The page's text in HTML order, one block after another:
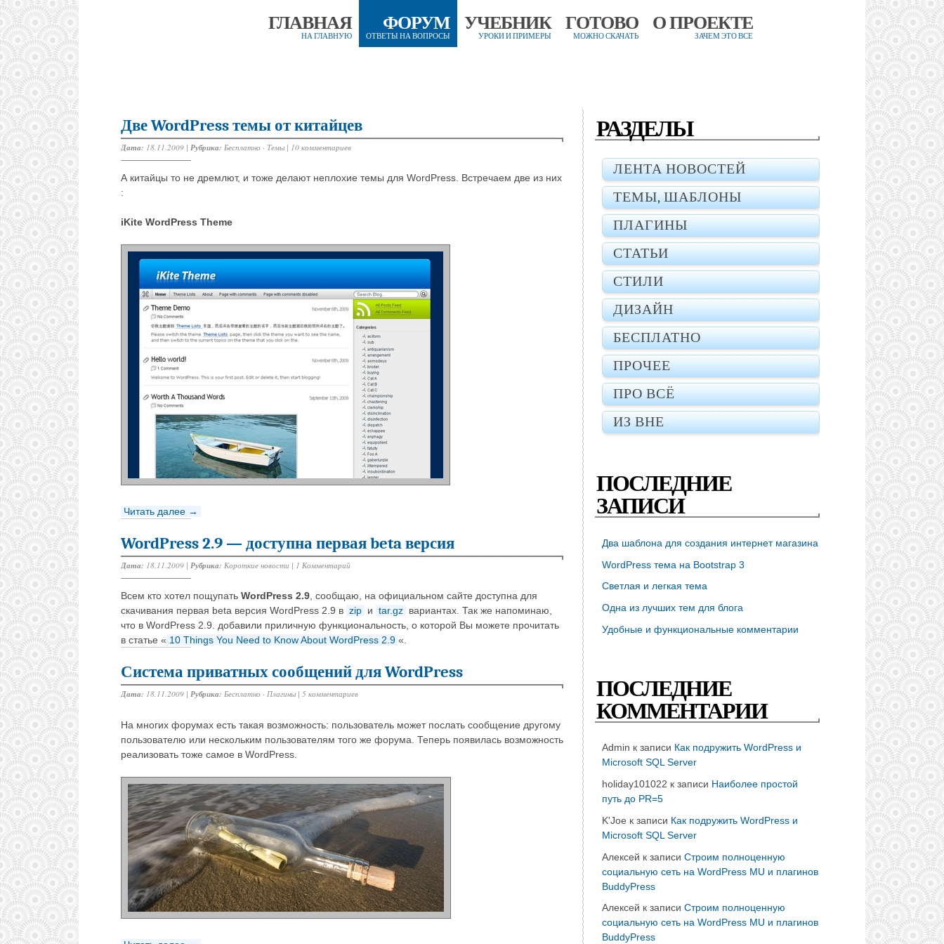
ГЛАВНАЯ
НА ГЛАВНУЮ
ФОРУМ
ОТВЕТЫ НА ВОПРОСЫ
УЧЕБНИК
УРОКИ И ПРИМЕРЫ
ГОТОВО
МОЖНО СКАЧАТЬ
О ПРОЕКТЕ
ЗАЧЕМ ЭТО ВСЕ
Две WordPress темы от китайцев
Дата: 18.11.2009 | Рубрика: Бесплатно · Темы | 10 комментариев
А китайцы то не дремлют, и тоже делают неплохие темы для WordPress. Встречаем две из них
:
iKite WordPress Theme
Читать далее →
WordPress 2.9 — доступна первая beta версия
Дата: 18.11.2009 | Рубрика: Короткие новости | 1 Комментарий
Всем кто хотел пощупать WordPress 2.9, сообщаю, на официальном сайте доступна для
скачивания первая beta версия WordPress 2.9 в zip и tar.gz вариантах. Так же напоминаю,
что в WordPress 2.9. добавили приличную функциональность, о которой Вы можете прочитать
в статье « 10 Things You Need to Know About WordPress 2.9 «.
Система приватных сообщений для WordPress
Дата: 18.11.2009 | Рубрика: Бесплатно · Плагины | 5 комментариев
На многих форумах есть такая возможность: пользователь может послать сообщение другому
пользователю или нескольким пользователям того же форума. Теперь появилась возможность
реализовать тоже самое в WordPress.
РАЗДЕЛЫ
ЛЕНТА НОВОСТЕЙ
ТЕМЫ, ШАБЛОНЫ
ПЛАГИНЫ
СТАТЬИ
СТИЛИ
ДИЗАЙН
БЕСПЛАТНО
ПРОЧЕЕ
ПРО ВСЁ
ИЗ ВНЕ
ПОСЛЕДНИЕ
ЗАПИСИ
Два шаблона для создания интернет магазина
WordPress тема на Bootstrap 3
Светлая и легкая тема
Одна из лучших тем для блога
Удобные и функциональные комментарии
ПОСЛЕДНИЕ
КОММЕНТАРИИ
Admin к записи Как подружить WordPress и
Microsoft SQL Server
holiday101022 к записи Наиболее простой
путь до PR=5
K'Joe к записи Как подружить WordPress и
Microsoft SQL Server
Алексей к записи Строим полноценную
социальную сеть на WordPress MU и плагинов
BuddyPress
Алексей к записи Строим полноценную
социальную сеть на WordPress MU и плагинов
BuddyPress